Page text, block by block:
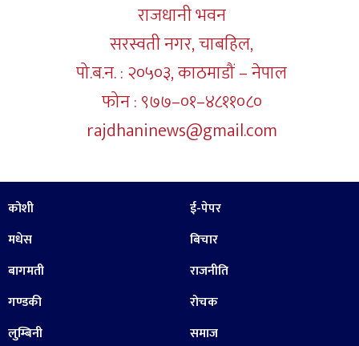
राजधानी भवन
सरस्वती नगर, चाबहिल,
पो.ब.न. : २०५०३, काठमाडौं – नेपाल
फोन : ९७७–०१–४८११०८०
rajdhaninews@gmail.com
कोशी
मधेस
बागमती
गण्डकी
लुम्बिनी
ई-पेपर
बिचार
राजनीति
रोचक
समाज